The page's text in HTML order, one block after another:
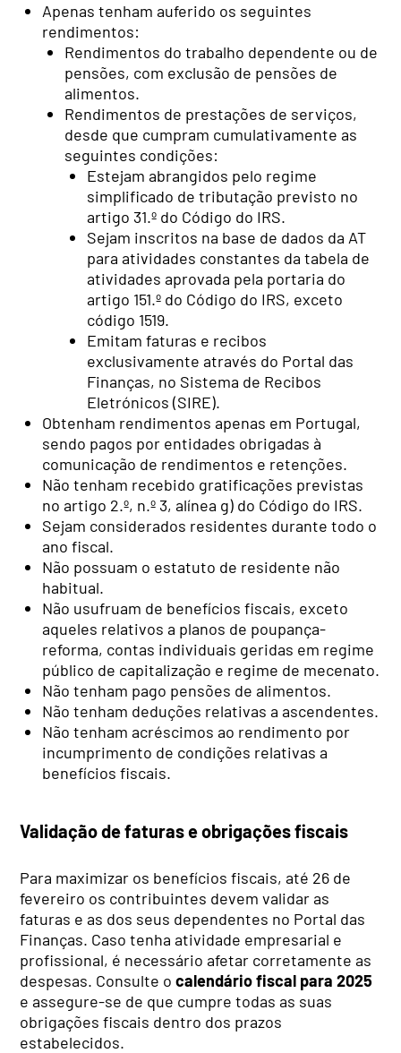
Apenas tenham auferido os seguintes
rendimentos:
Rendimentos do trabalho dependente ou de
pensões, com exclusão de pensões de
alimentos.
Rendimentos de prestações de serviços,
desde que cumpram cumulativamente as
seguintes condições:
Estejam abrangidos pelo regime
simplificado de tributação previsto no
artigo 31.º do Código do IRS.
Sejam inscritos na base de dados da AT
para atividades constantes da tabela de
atividades aprovada pela portaria do
artigo 151.º do Código do IRS, exceto
código 1519.
Emitam faturas e recibos
exclusivamente através do Portal das
Finanças, no Sistema de Recibos
Eletrónicos (SIRE).
Obtenham rendimentos apenas em Portugal,
sendo pagos por entidades obrigadas à
comunicação de rendimentos e retenções.
Não tenham recebido gratificações previstas
no artigo 2.º, n.º 3, alínea g) do Código do IRS.
Sejam considerados residentes durante todo o
ano fiscal.
Não possuam o estatuto de residente não
habitual.
Não usufruam de benefícios fiscais, exceto
aqueles relativos a planos de poupança-
reforma, contas individuais geridas em regime
público de capitalização e regime de mecenato.
Não tenham pago pensões de alimentos.
Não tenham deduções relativas a ascendentes.
Não tenham acréscimos ao rendimento por
incumprimento de condições relativas a
benefícios fiscais.
Validação de faturas e obrigações fiscais
Para maximizar os benefícios fiscais, até 26 de
fevereiro os contribuintes devem validar as
faturas e as dos seus dependentes no Portal das
Finanças. Caso tenha atividade empresarial e
profissional, é necessário afetar corretamente as
despesas. Consulte ocalendário fiscal para 2025
e assegure-se de que cumpre todas as suas
obrigações fiscais dentro dos prazos
estabelecidos.